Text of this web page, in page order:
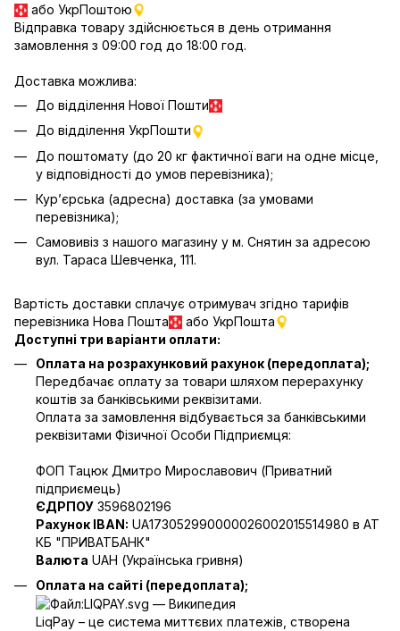
або УкрПоштою
Відправка товару здійснюється в день отримання
замовлення з 09:00 год до 18:00 год.
Доставка можлива:
До відділення Нової Пошти
До відділення УкрПошти
До поштомату (до 20 кг фактичної ваги на одне місце,
у відповідності до умов перевізника);
Кур’єрська (адресна) доставка (за умовами
перевізника);
Самовивіз з нашого магазину у м. Снятин за адресою
вул. Тараса Шевченка, 111.
Вартість доставки сплачує отримувач згідно тарифів
перевізника Нова Пошта
або УкрПошта
Доступні три варіанти оплати:
Оплата на розрахунковий рахунок (передоплата);
Передбачає оплату за товари шляхом перерахунку
коштів за банківськими реквізитами.
Оплата за замовлення відбувається за банківськими
реквізитами Фізичної Особи Підприємця:
ФОП Тацюк Дмитро Мирославович (Приватний
пiдприємець)
ЄДРПОУ 3596802196
Рахунок IBAN: UA173052990000026002015514980 в АТ
КБ "ПРИВАТБАНК"
Валюта UAH (Українська гривня)
Оплата на сайті (передоплата);
LiqPay – це система миттєвих платежів, створена